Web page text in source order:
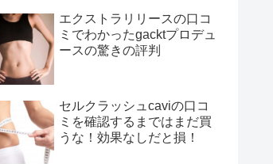
エクストラリリースの口コ
ミでわかったgacktプロデュ
ースの驚きの評判
セルクラッシュcaviの口コ
ミを確認するまではまだ買
うな！効果なしだと損！